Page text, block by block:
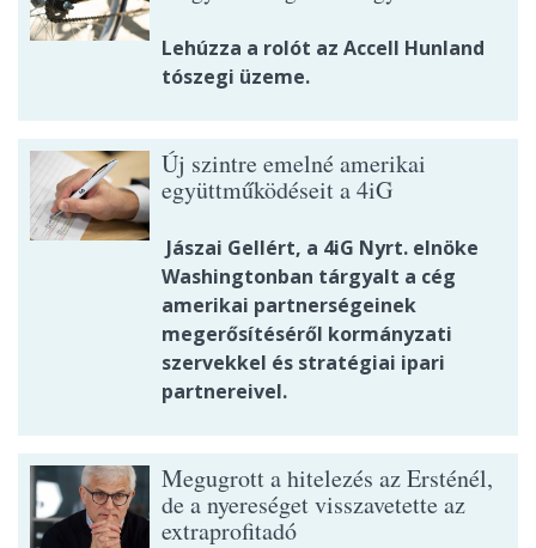
Lehúzza a rolót az Accell Hunland
tószegi üzeme.
Új szintre emelné amerikai
együttműködéseit a 4iG
Jászai Gellért, a 4iG Nyrt. elnöke
Washingtonban tárgyalt a cég
amerikai partnerségeinek
megerősítéséről kormányzati
szervekkel és stratégiai ipari
partnereivel.
Megugrott a hitelezés az Ersténél,
de a nyereséget visszavetette az
extraprofitadó